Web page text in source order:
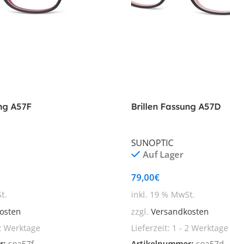
A57F
Werktage
Brillen Fassung A57D
SUNOPTIC
Auf Lager
79,00€
inkl. 19 % MwSt.
zzgl. Versandkosten
Lieferzeit: 1 - 2 Werktage